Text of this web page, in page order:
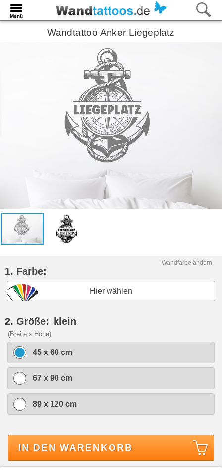
Menü
Wandtattoo Anker Liegeplatz
Wandfarbe ändern
1. Farbe:
Hier wählen
2. Größe: klein
(Breite x Höhe)
45 x 60 cm
67 x 90 cm
89 x 120 cm
IN DEN WARENKORB